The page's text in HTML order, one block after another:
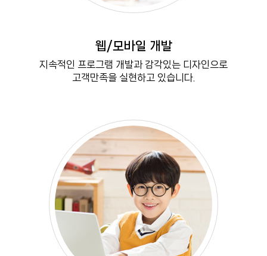
웹/모바일 개발
지속적인 프로그램 개발과 감각있는 디자인으로
고객만족을 실현하고 있습니다.